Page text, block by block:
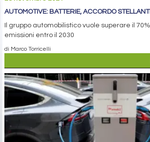
AUTOMOTIVE: BATTERIE, ACCORDO
Il gruppo automobilistico vuole superare il
emissioni entro il 2030
di Marco Torricelli